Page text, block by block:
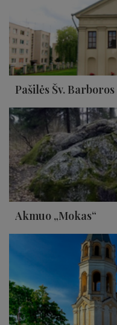
Pašilės Šv.
Akmuo „Mokas“